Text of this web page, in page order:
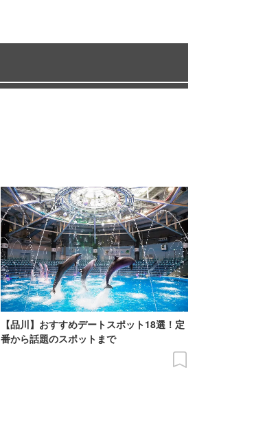
【品川】おすすめデートスポット18選！定
番から話題のスポットまで